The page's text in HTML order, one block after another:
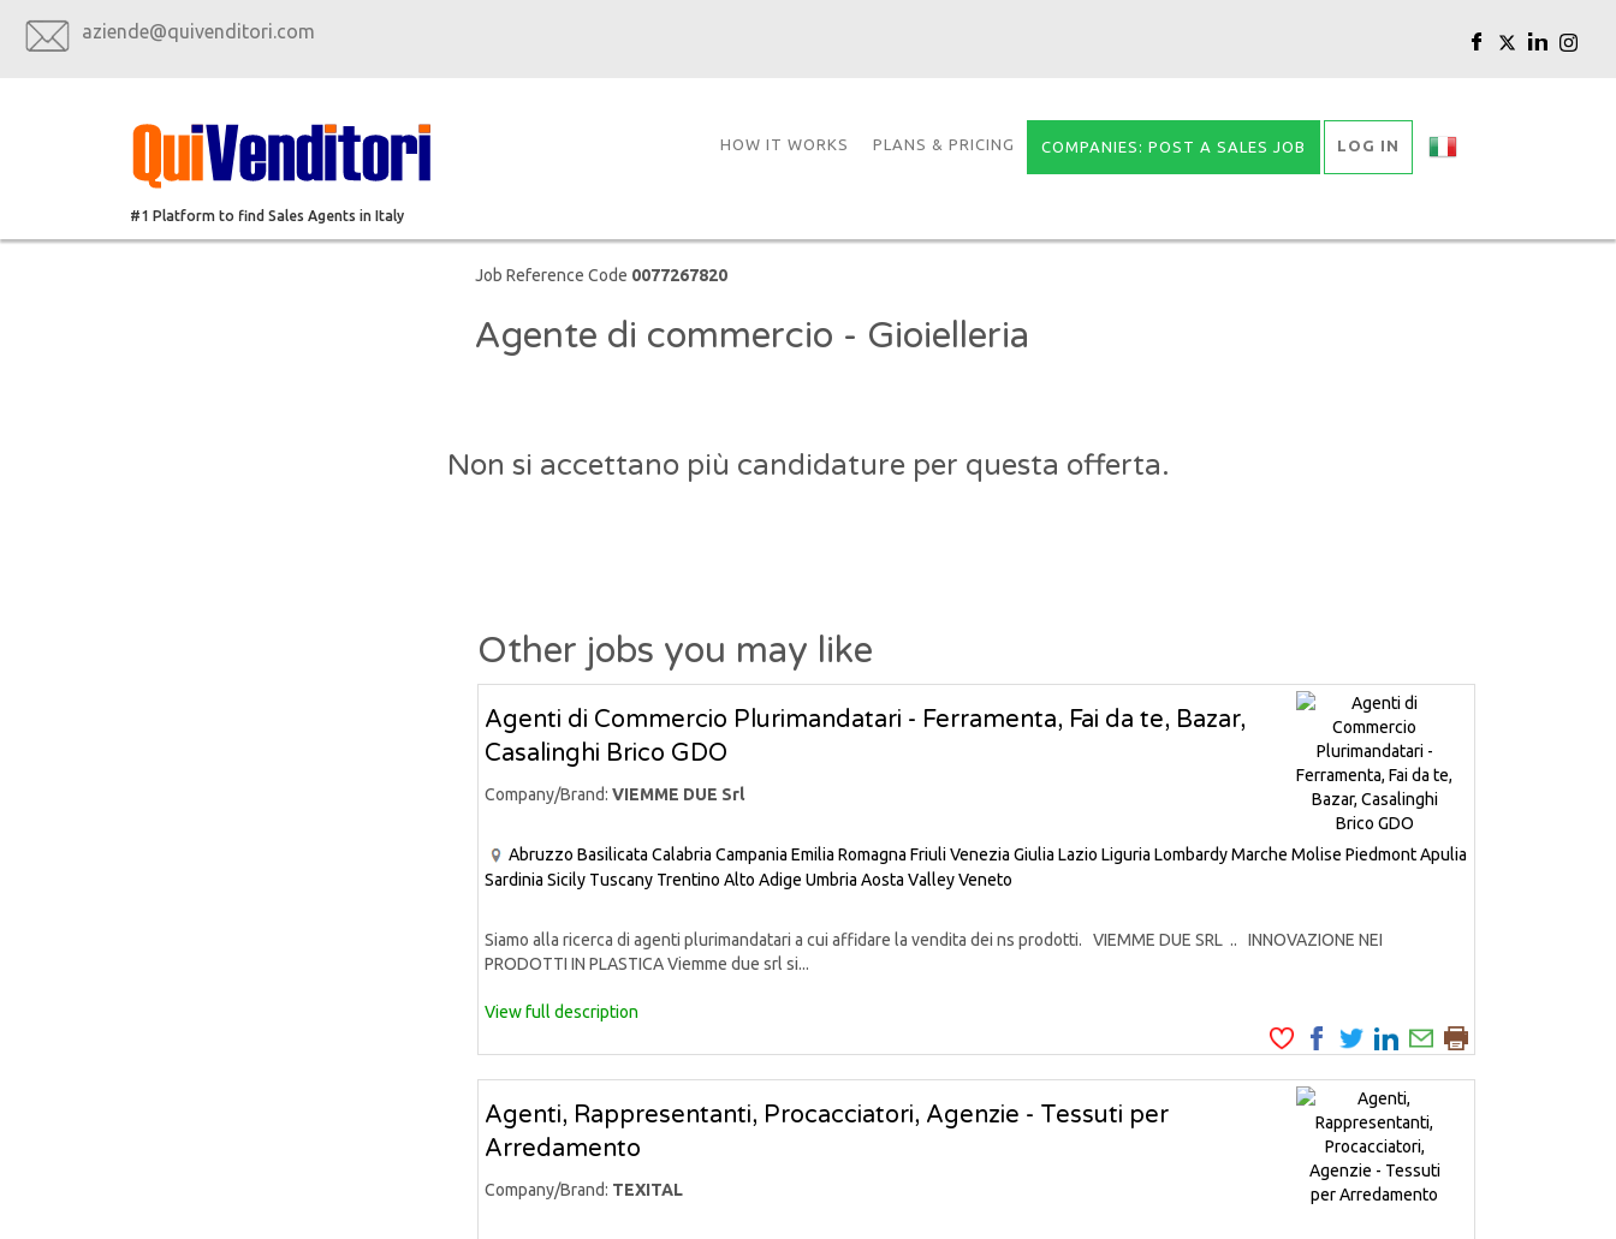
aziende@quivenditori.com
#1 Platform to find Sales Agents in Italy
HOW IT WORKS PLANS & PRICING COMPANIES: POST A SALES JOB LOG IN
Job Reference Code 0077267820
Agente di commercio - Gioielleria
Non si accettano più candidature per questa offerta.
Other jobs you may like
Agenti di Commercio Plurimandatari - Ferramenta, Fai da te, Bazar,
Casalinghi Brico GDO
Company/Brand: VIEMME DUE Srl
Abruzzo Basilicata Calabria Campania Emilia Romagna Friuli Venezia Giulia Lazio Liguria LombardyMarche Molise PiedmontApulia
Sardinia Sicily Tuscany Trentino Alto Adige Umbria Aosta ValleyVeneto
Siamo alla ricerca di agenti plurimandatari a cui affidare la vendita dei ns prodotti. VIEMME DUE SRL .. INNOVAZIONE NEI
PRODOTTI IN PLASTICA Viemme due srl si...
View full description
Agenti, Rappresentanti, Procacciatori, Agenzie - Tessuti per
Arredamento
Company/Brand: TEXITAL